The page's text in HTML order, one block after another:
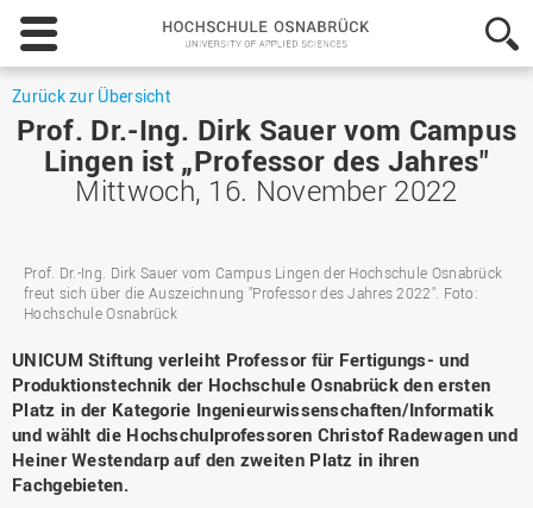
Hochschule
Osnabrück
-
of
Applied
Sciences
Zurück zur Übersicht
Prof. Dr.-Ing. Dirk Sauer vom Campus
Lingen ist „Professor des Jahres"
Mittwoch, 16. November 2022
Prof. Dr.-Ing. Dirk Sauer vom Campus Lingen der Hochschule Osnabrück
freut sich über die Auszeichnung "Professor des Jahres 2022". Foto:
Hochschule Osnabrück
UNICUM Stiftung verleiht Professor für Fertigungs- und
Produktionstechnik der Hochschule Osnabrück den ersten
Platz in der Kategorie Ingenieurwissenschaften/Informatik
und wählt die Hochschulprofessoren Christof Radewagen und
Heiner Westendarp auf den zweiten Platz in ihren
Fachgebieten.